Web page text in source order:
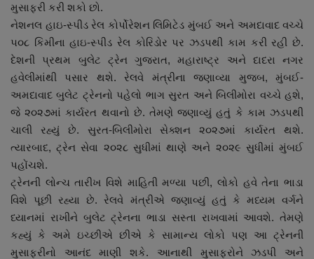
રાશિફળ
ગુનાખોરી
બોલિવૂડ
સ્વાસ્થ્ય
મુસાફરી કરી શકો છો.
નેશનલ હાઇ-સ્પીડ રેલ કોર્પોરેશન લિમિટેડ મુંબઈ અને અમદાવાદ વચ્ચે
૫૦૮ કિમીના હાઇ-સ્પીડ રેલ કોરિડોર પર ઝડપથી કામ કરી રહી છે.
દેશની પ્રથમ બુલેટ ટ્રેન ગુજરાત, મહારાષ્ટ્ર અને દાદરા નગર
હવેલીમાંથી પસાર થશે. રેલવે મંત્રીના જણાવ્યા મુજબ, મુંબઈ-
અમદાવાદ બુલેટ ટ્રેનનો પહેલો ભાગ સુરત અને બિલીમોરા વચ્ચે હશે,
જે ૨૦૨૭માં કાર્યરત થવાનો છે. તેમણે જણાવ્યું હતું કે કામ ઝડપથી
ચાલી રહ્યું છે. સુરત-બિલીમોરા સેક્શન ૨૦૨૭માં કાર્યરત થશે.
ત્યારબાદ, ટ્રેન સેવા ૨૦૨૮ સુધીમાં થાણે અને ૨૦૨૯ સુધીમાં મુંબઈ
પહોંચશે.
ટ્રેનની લોન્ચ તારીખ વિશે માહિતી મળ્યા પછી, લોકો હવે તેના ભાડા
વિશે પૂછી રહ્યા છે. રેલવે મંત્રીએ જણાવ્યું હતું કે મધ્યમ વર્ગને
ધ્યાનમાં રાખીને બુલેટ ટ્રેનના ભાડા સસ્તા રાખવામાં આવશે. તેમણે
કહ્યું કે અમે ઇચ્છીએ છીએ કે સામાન્ય લોકો પણ આ ટ્રેનની
મુસાફરીનો આનંદ માણી શકે. આનાથી મુસાફરોને ઝડપી અને